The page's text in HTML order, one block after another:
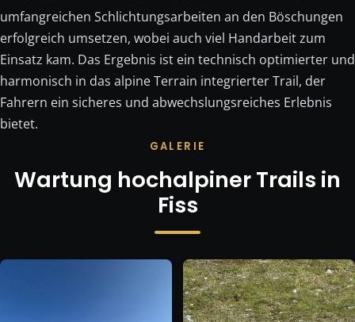
umfangreichen Schlichtungsarbeiten an den Böschungen
erfolgreich umsetzen, wobei auch viel Handarbeit zum
Einsatz kam. Das Ergebnis ist ein technisch optimierter und
harmonisch in das alpine Terrain integrierter Trail, der
Fahrern ein sicheres und abwechslungsreiches Erlebnis
bietet.
GALERIE
Wartung hochalpiner Trails in
Fiss